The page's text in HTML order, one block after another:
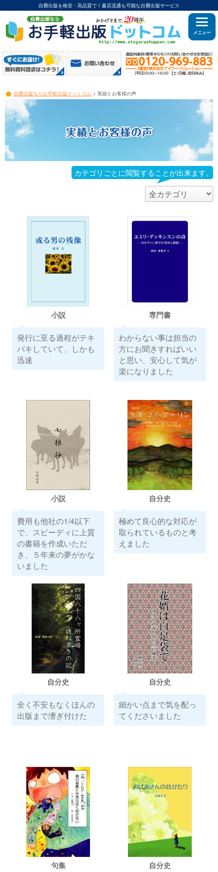
自費出版を格安・高品質で！書店流通も可能な自費出版サービス
3 自費出版ならお手軽出版ドットコム > 実績とお客様の声
カテゴリごとに閲覧することが出来ます。
小説
発行に至る過程がテキ
パキしていて、しかも
迅速
専門書
わからない事は担当の
方にお聞きすればいい
と思い、安心して気が
楽になりました
小説
費用も他社の1/4以下
で、スピーディに上質
の書籍を作成いただ
き、５年来の夢がかな
いました
自分史
極めて良心的な対応が
取られているものと考
えました
自分史
全く不安もなくほんの
出版まで漕ぎ付けた
自分史
細かい点まで気を配っ
てくださいました
句集 自分史
メニュー